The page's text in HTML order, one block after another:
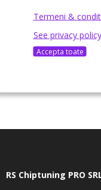
RS Chiptuning PRO
Termeni &
See privacy policy
Accepta toate